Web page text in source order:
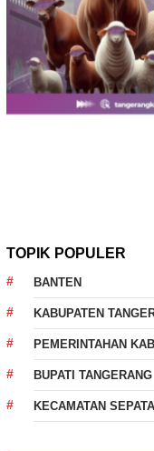
TOPIK POPULER
BANTEN
KABUPATEN
PEMERINTAHAN
BUPATI TANGERANG
KECAMATAN